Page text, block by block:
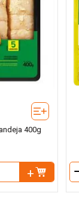
400g